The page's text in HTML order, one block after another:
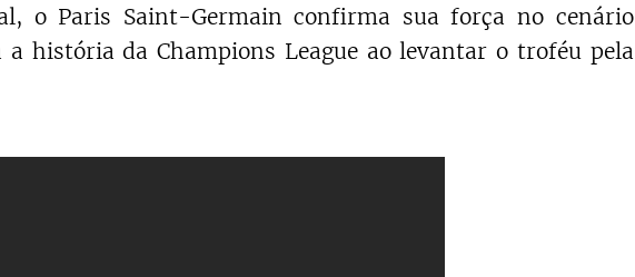
o Paris Saint-Germain confirma sua força no cenário
história da Champions League ao levantar o troféu pela